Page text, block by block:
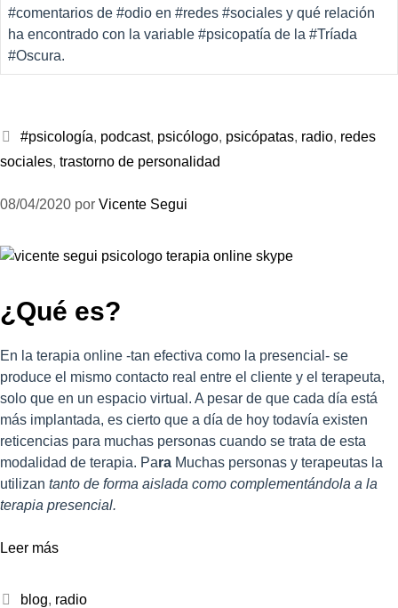
INCRUSTA
#comentarios de #odio en #redes #sociales y qué relación
ha encontrado con la variable #psicopatía de la #Tríada
#Oscura.
#psicología, podcast, psicólogo, psicópatas, radio, redes
sociales, trastorno de personalidad
08/04/2020 por Vicente Segui
¿Qué es?
En la terapia online -tan efectiva como la presencial- se
produce el mismo contacto real entre el cliente y el terapeuta,
solo que en un espacio virtual. A pesar de que cada día está
más implantada, es cierto que a día de hoy todavía existen
reticencias para muchas personas cuando se trata de esta
modalidad de terapia. Para Muchas personas y terapeutas la
utilizan tanto de forma aislada como complementándola a la
terapia presencial.
Leer más
blog, radio